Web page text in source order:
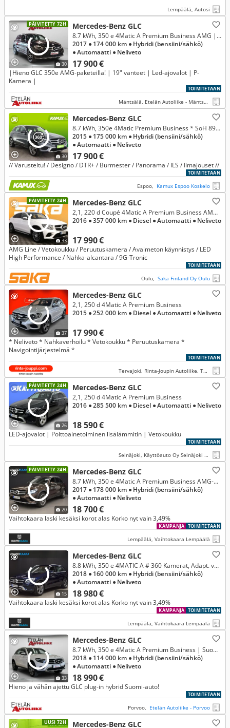
Lempäälä, Autosi
PÄIVITETTY 72H
30
Mercedes-Benz GLC
17 900 €
8.7 kWh, 350 e 4Matic A Premium Business AMG |Hieno GLC 350e AMG-paketeilla! | 19" vanteet | Led-ajovalot | P-Kamera |
2017 ● 174 000 km ● Hybridi (bensiini/sähkö)
● Automaatti ● Neliveto
|Hieno GLC 350e AMG-paketeilla! | 19" vanteet | Led-ajovalot | P-
Kamera |
TOIMITETAAN
Mäntsälä, Etelän Autoliike - Mäntsälä
30
Mercedes-Benz GLC
17 900 €
8.7 kWh, 350e 4Matic Premium Business * SoH 89,6% *
2015 ● 175 000 km ● Hybridi (bensiini/sähkö)
● Automaatti ● Neliveto
// Varusteltu! / Designo / DTR+ / Burmester / Panorama / ILS / Ilmajouset //
TOIMITETAAN
Espoo, Kamux Espoo Koskelo
PÄIVITETTY 24H
33
Mercedes-Benz GLC
17 990 €
2,1, 220 d Coupé 4Matic A Premium Business AMG ** Vetokoukku / Peruutuskamera / LED High Perf. / Nahka-alcantara **
2016 ● 357 000 km ● Diesel ● Automaatti ● Neliveto
AMG Line / Vetokoukku / Peruutuskamera / Avaimeton käynnistys / LED
High Performance / Nahka-alcantara / 9G-Tronic
TOIMITETAAN
Oulu, Saka Finland Oy Oulu
37
Mercedes-Benz GLC
17 990 €
2,1, 250 d 4Matic A Premium Business
2015 ● 252 000 km ● Diesel ● Automaatti ● Neliveto
* Neliveto * Nahkaverhoilu * Vetokoukku * Peruutuskamera *
Navigointijärjestelmä *
TOIMITETAAN
Tervajoki, Rinta-Joupin Autoliike, Tervajoki
PÄIVITETTY 24H
26
Mercedes-Benz GLC
18 590 €
2,1, 250 d 4Matic A Premium Business
2016 ● 285 500 km ● Diesel ● Automaatti ● Neliveto
LED-ajovalot | Polttoainetoiminen lisälämmitin | Vetokoukku
TOIMITETAAN
Seinäjoki, Käyttöauto Oy Seinäjoki Rengastie
PÄIVITETTY 24H
20
Mercedes-Benz GLC
18 700 €
8.7 kWh, 350 e 4Matic A Premium Business AMG-Styling # Lisälämmitin, Distronic+, Airmatic, Burmester, Navi, Nahat #
2017 ● 178 000 km ● Hybridi (bensiini/sähkö)
● Automaatti ● Neliveto
Vaihtokaara laski kesäksi korot alas Korko nyt vain 3,49%
TOIMITETAAN
KAMPANJA
Lempäälä, Vaihtokaara Lempäälä
15
Mercedes-Benz GLC
18 980 €
8.8 kWh, 350 e 4MATIC A # 360 Kamerat, Adapt. vakkari, Muistipenkit x 2, Burmester, Led valot, Vetokoukku, Kessy, Navi #
2018 ● 160 000 km ● Hybridi (bensiini/sähkö)
● Automaatti ● Neliveto
Vaihtokaara laski kesäksi korot alas Korko nyt vain 3,49%
TOIMITETAAN
KAMPANJA
Lempäälä, Vaihtokaara Lempäälä
33
Mercedes-Benz GLC
18 990 €
8.7 kWh, 350 e 4Matic A Premium Business | Suomi-auto | Webasto | Penkinlämmittimet | Led-ajovalot |
2018 ● 114 000 km ● Hybridi (bensiini/sähkö)
● Automaatti ● Neliveto
Hieno ja vähän ajettu GLC plug-in hybrid Suomi-auto!
TOIMITETAAN
Porvoo, Etelän Autoliike - Porvoo
UUSI 72H Mercedes-Benz GLC